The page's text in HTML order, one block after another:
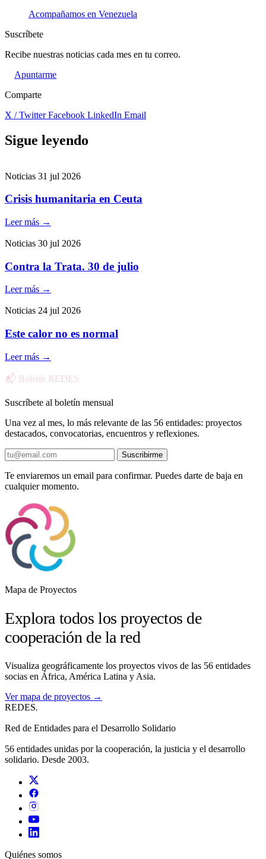
Acompañamos en Venezuela
Suscríbete
Recibe nuestras noticias cada mes en tu correo.
Apuntarme
Comparte
X / TwitterFacebook LinkedIn Email
Sigue leyendo
Noticias 31 jul 2026
Crisis humanitaria en Ceuta
Leer más →
Noticias 30 jul 2026
Contra la Trata. 30 de julio
Leer más →
Noticias 24 jul 2026
Este calor no es normal
Leer más →
📬 Boletín REDES
Suscríbete al boletín mensual
Una vez al mes, lo más relevante de las 56 entidades: proyectos
destacados, convocatorias, encuentros y reflexiones.
Suscribirme
Te enviaremos un email para confirmar. Puedes darte de baja en
cualquier momento.
Mapa de Proyectos
Explora todos los proyectos de
cooperación de la red
Visualiza geográficamente los proyectos vivos de las 56 entidades
socias en África, América Latina y Asia.
Ver mapa de proyectos →
REDES.
Red de Entidades para el Desarrollo Solidario
56 entidades unidas por la cooperación, la justicia y el desarrollo
solidario. Desde 2003.
Quiénes somos